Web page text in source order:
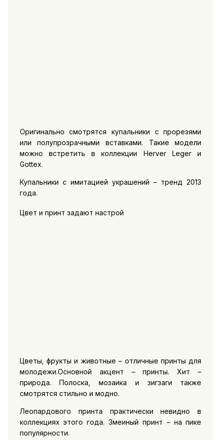
Оригинально смотрятся купальники с прорезями
или полупрозрачными вставками. Такие модели
можно встретить в коллекции Herver Leger и
Gottex.
Купальники с имитацией украшений – тренд 2013
года.
Цвет и принт задают настрой
Цветы, фрукты и животные – отличные принты для
молодежи.Основной акцент – принты. Хит –
природа. Полоска, мозаика и зигзаги также
смотрятся стильно и модно.
Леопардового принта практически невидно в
коллекциях этого года. Змеиный принт – на пике
популярности.